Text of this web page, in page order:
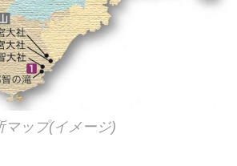
マップ(イメージ)